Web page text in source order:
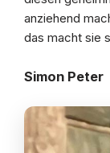
anziehend
das macht sie
Simon Peter